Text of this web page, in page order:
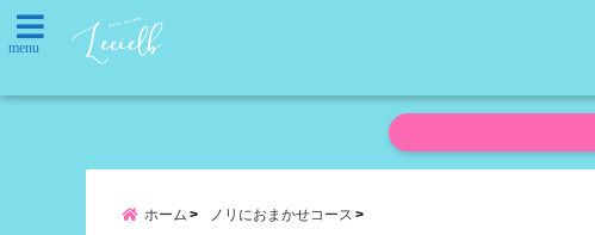
menu
ホーム ノリにおまかせコース